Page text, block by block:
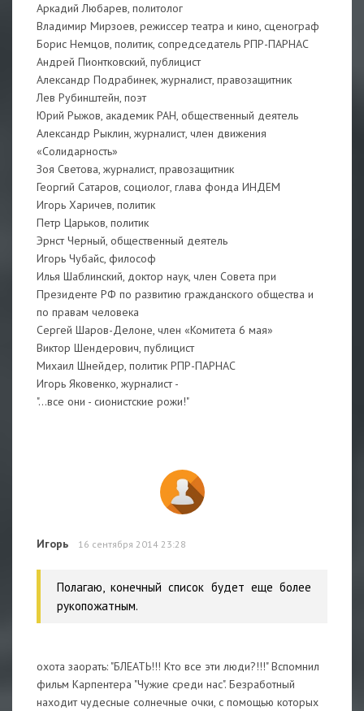
Аркадий Любарев, политолог
Владимир Мирзоев, режиссер театра и кино, сценограф
Борис Немцов, политик, сопредседатель РПР-ПАРНАС
Андрей Пионтковский, публицист
Александр Подрабинек, журналист, правозащитник
Лев Рубинштейн, поэт
Юрий Рыжов, академик РАН, общественный деятель
Александр Рыклин, журналист, член движения
«Солидарность»
Зоя Светова, журналист, правозащитник
Георгий Сатаров, социолог, глава фонда ИНДЕМ
Игорь Харичев, политик
Петр Царьков, политик
Эрнст Черный, общественный деятель
Игорь Чубайс, философ
Илья Шаблинский, доктор наук, член Совета при
Президенте РФ по развитию гражданского общества и
по правам человека
Сергей Шаров-Делоне, член «Комитета 6 мая»
Виктор Шендерович, публицист
Михаил Шнейдер, политик РПР-ПАРНАС
Игорь Яковенко, журналист -
"...все они - сионистские рожи!"
Игорь 16 сентября 2014 23:28
Полагаю, конечный список будет еще более
рукопожатным.
охота заорать: "БЛЕАТЬ!!! Кто все эти люди?!!!" Вспомнил
фильм Карпентера "Чужие среди нас". Безработный
находит чудесные солнечные очки, с помощью которых